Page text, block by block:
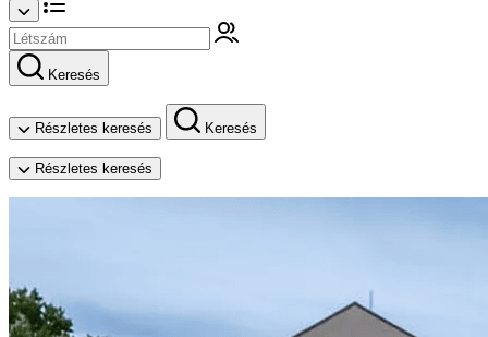
Keresés
Részletes keresés Keresés
Részletes keresés